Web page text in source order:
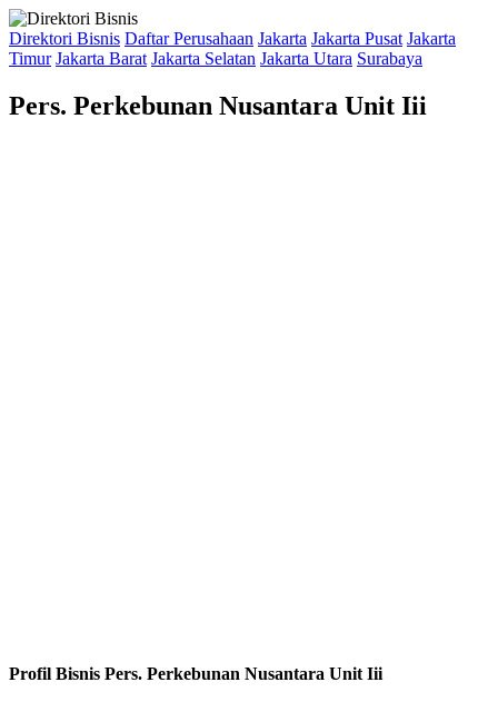
Direktori Bisnis Daftar Perusahaan Jakarta Jakarta Pusat Jakarta
Timur Jakarta Barat Jakarta Selatan Jakarta Utara Surabaya
Pers. Perkebunan Nusantara Unit Iii
Profil Bisnis Pers. Perkebunan Nusantara Unit Iii